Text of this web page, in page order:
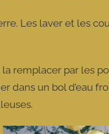
Les laver et les
la remplacer par les
dans un bol d’eau